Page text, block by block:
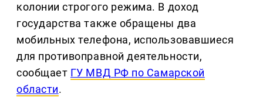
колонии строгого режима. В доход
государства также обращены два
мобильных телефона, использовавшиеся
для противоправной деятельности,
сообщает ГУ МВД РФ по Самарской
области.